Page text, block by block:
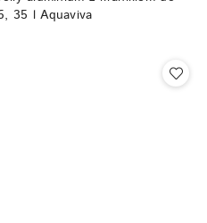
35 l Aquaviva